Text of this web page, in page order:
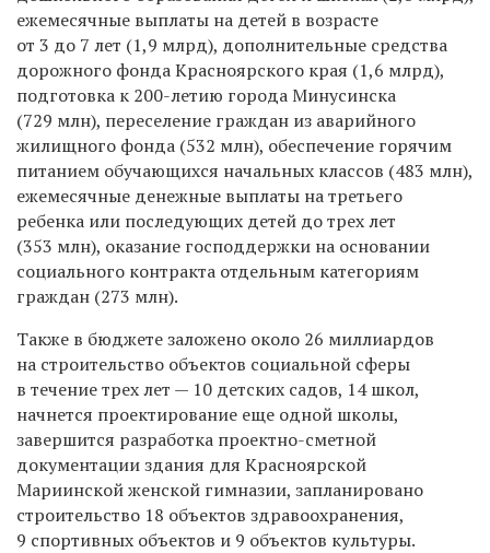
ежемесячные выплаты на детей в возрасте
от 3 до 7 лет (1,9 млрд), дополнительные средства
дорожного фонда Красноярского края (1,6 млрд),
подготовка к 200-летию города Минусинска
(729 млн), переселение граждан из аварийного
жилищного фонда (532 млн), обеспечение горячим
питанием обучающихся начальных классов (483 млн),
ежемесячные денежные выплаты на третьего
ребенка или последующих детей до трех лет
(353 млн), оказание господдержки на основании
социального контракта отдельным категориям
граждан (273 млн).
Также в бюджете заложено около 26 миллиардов
на строительство объектов социальной сферы
в течение трех лет — 10 детских садов, 14 школ,
начнется проектирование еще одной школы,
завершится разработка проектно-сметной
документации здания для Красноярской
Мариинской женской гимназии, запланировано
строительство 18 объектов здравоохранения,
9 спортивных объектов и 9 объектов культуры.